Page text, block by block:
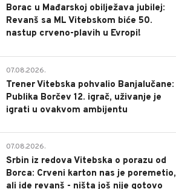
Borac u Mađarskoj obilježava jubilej:
Revanš sa ML Vitebskom biće 50.
nastup crveno-plavih u Evropi!
07.08.2026.
Trener Vitebska pohvalio Banjalučane:
Publika Borčev 12. igrač, uživanje je
igrati u ovakvom ambijentu
07.08.2026.
Srbin iz redova Vitebska o porazu od
Borca: Crveni karton nas je poremetio,
ali ide revanš - ništa još nije gotovo